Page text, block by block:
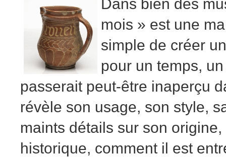
Dans bien des
mois » est une
simple de créer
pour un temps,
passerait peut-être inaperçu
révèle son usage, son style,
maints détails sur son
historique, comment il est